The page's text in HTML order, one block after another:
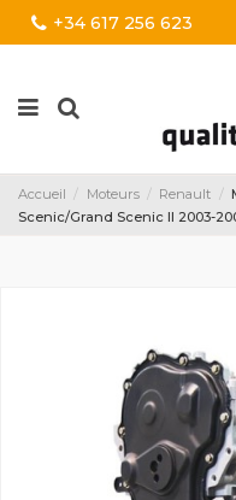
+34 617 256 623
Accueil Moteurs Renault
Scenic/Grand Scenic II 2003-